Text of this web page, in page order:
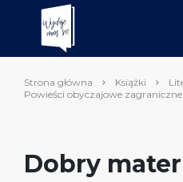
Strona główna Książki
Powieści obyczajowe zagraniczne
Dobry